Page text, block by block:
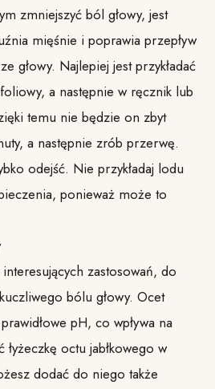
zmniejszyć ból głowy, jest
mięśnie i poprawia przepływ
głowy. Najlepiej jest przykładać
a następnie w ręcznik lub
temu nie będzie on zbyt
a następnie zrób przerwę.
odejść. Nie przykładaj lodu
ponieważ może to
zastosowań, do
bólu głowy. Ocet
pH, co wpływa na
octu jabłkowego w
dodać do niego także